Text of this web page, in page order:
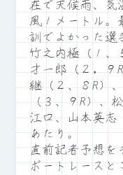
在で天候雨、気
風１メートル。
訓でよかった選
竹之内極（１、
才一郎（２，９
継（２、８R）
（３、９R）、
江口、山本英志
あたり。
直前記者予想
ボートレース